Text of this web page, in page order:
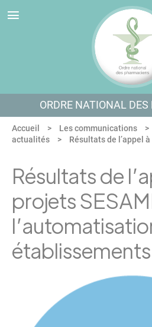
Aller au menu
Aller au contenu
Aller en bas de page
ORDRE NATIONAL
Accueil Les communications
actualités
Résultats de l’appel
Résultats de
projets
Panneau de gestion des cookies